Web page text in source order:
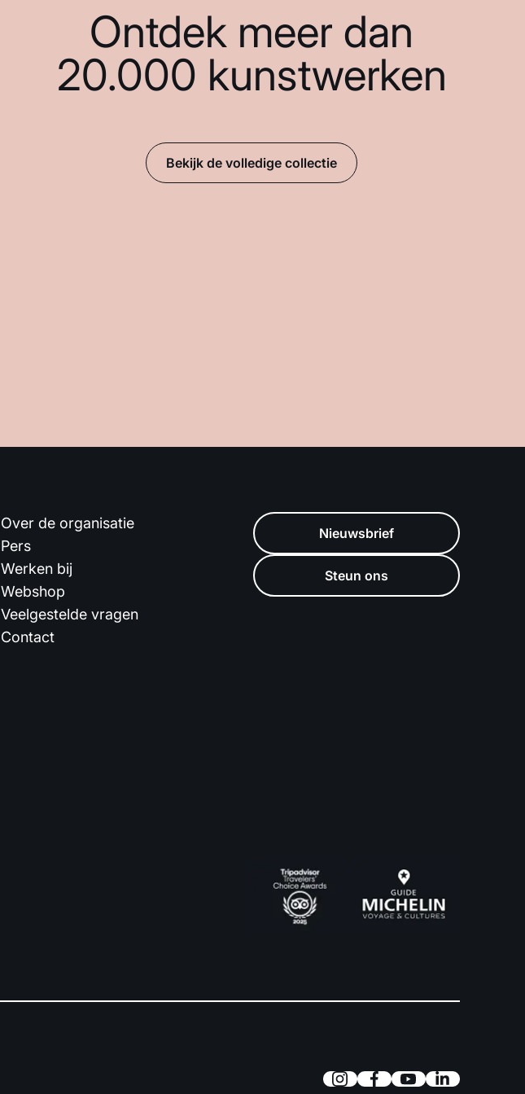
Ontdek meer dan
20.000 kunstwerken
Bekijk de volledige collectie
Over de organisatie
Pers
Werken bij
Webshop
Veelgestelde vragen
Contact
Nieuwsbrief
Steun ons